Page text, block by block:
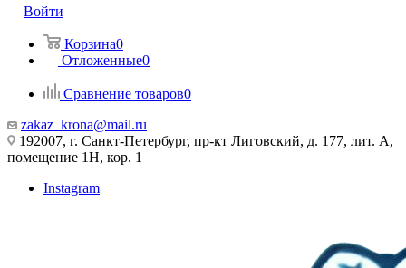
Войти
Корзина0
Отложенные0
Сравнение товаров0
zakaz_krona@mail.ru
192007, г. Санкт-Петербург, пр-кт Лиговский, д. 177, лит. А,
помещение 1Н, кор. 1
Instagram